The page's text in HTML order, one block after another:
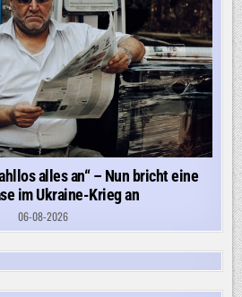
alles an“ – Nun bricht eine
im Ukraine-Krieg an
06-08-2026